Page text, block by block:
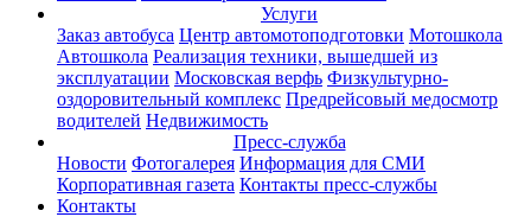
Услуги
Заказ автобуса Центр автомотоподготовки Мотошкола
Автошкола Реализация техники, вышедшей из
эксплуатации Московская верфь Физкультурно-
оздоровительный комплекс Предрейсовый медосмотр
водителей Недвижимость
Пресс-служба
Новости Фотогалерея Информация для СМИ
Корпоративная газета Контакты пресс-службы
Контакты